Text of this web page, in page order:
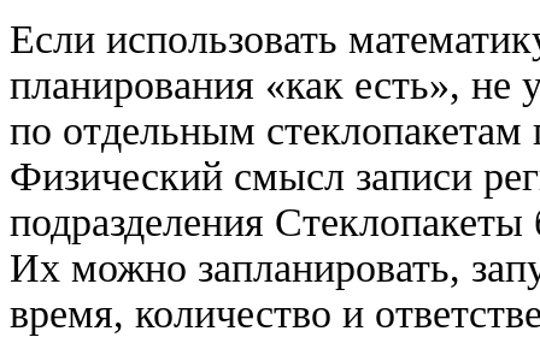
Если использовать
планирования «как есть», не
по отдельным стеклопакетам
Физический смысл записи
подразделения
Их можно запланировать,
время, количество и